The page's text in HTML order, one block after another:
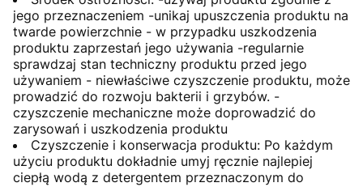
jego przeznaczeniem -unikaj upuszczenia produktu na
twarde powierzchnie - w przypadku uszkodzenia
produktu zaprzestań jego używania -regularnie
sprawdzaj stan techniczny produktu przed jego
używaniem - niewłaściwe czyszczenie produktu, może
prowadzić do rozwoju bakterii i grzybów. -
czyszczenie mechaniczne może doprowadzić do
zarysowań i uszkodzenia produktu
Czyszczenie i konserwacja produktu: Po każdym
użyciu produktu dokładnie umyj ręcznie najlepiej
ciepłą wodą z detergentem przeznaczonym do